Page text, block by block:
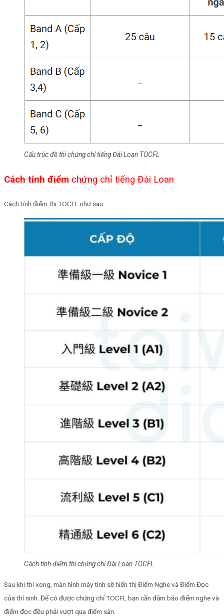
Cấu trúc đề thi chứng chỉ tiếng Đài Loan TOCFL
Cách tính điểm chứng chỉ tiếng Đài Loan
Cách tính điểm thi TOCFL như sau:
Cách tính điểm thi chứng chỉ Đài Loan TOCFL
Sau khi thi xong, màn hình máy tính sẽ hiển thị Điểm Nghe và Điểm Đọc
của thí sinh. Để có được chứng chỉ TOCFL bạn cần đảm bảo điểm nghe và
điểm đọc đều phải vượt qua điểm sàn.